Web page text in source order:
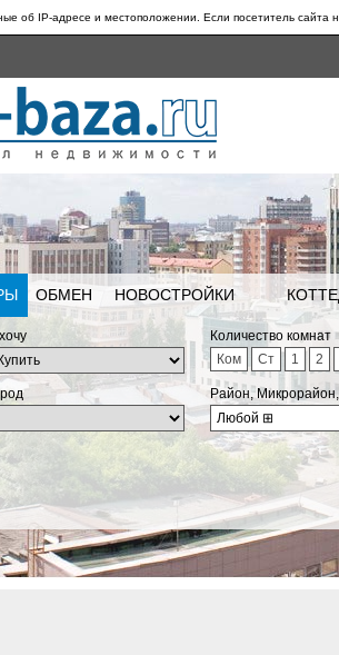
об IP-адресе и местоположении. Если посетитель сайта
ОБМЕН НОВОСТРОЙКИ
Количество комнат
Ком
Ст 1 2
Район,
Любой ⊞